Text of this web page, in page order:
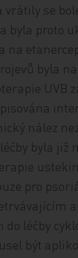
se
byla proto
na
byla
UVB
nález
byla již
pro
léčby
být